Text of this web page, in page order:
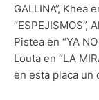
GALLINA”, Khea
“ESPEJISMOS”,
Pistea en “YA
Louta en “LA
en esta placa un